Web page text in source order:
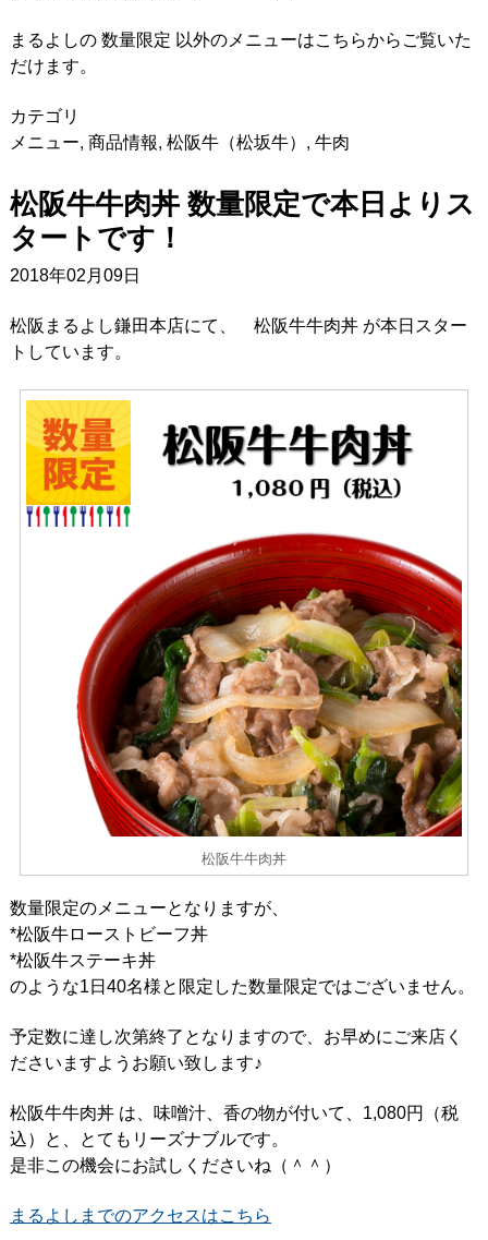
まるよしの 数量限定 以外のメニューはこちらからご覧いた
だけます。
カテゴリ
メニュー, 商品情報, 松阪牛（松坂牛） , 牛肉
松阪牛牛肉丼 数量限定で本日よりス
タートです！
2018年02月09日
松阪まるよし鎌田本店にて、 松阪牛牛肉丼 が本日スター
トしています。
松阪牛牛肉丼
数量限定のメニューとなりますが、
*松阪牛ローストビーフ丼
*松阪牛ステーキ丼
のような1日40名様と限定した数量限定ではございません。
予定数に達し次第終了となりますので、お早めにご来店く
ださいますようお願い致します♪
松阪牛牛肉丼 は、味噌汁、香の物が付いて、1,080円（税
込）と、とてもリーズナブルです。
是非この機会にお試しくださいね（＾＾）
まるよしまでのアクセスはこちら